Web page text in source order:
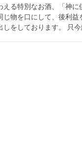
える特別なお酒、「神
じ物を口にして、後利
しをしております。 只